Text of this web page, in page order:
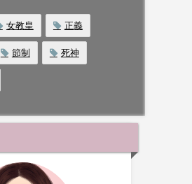
女教皇 正義
節制 死神